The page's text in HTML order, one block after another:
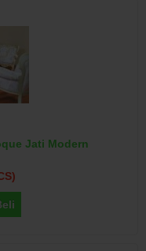
Jati Modern